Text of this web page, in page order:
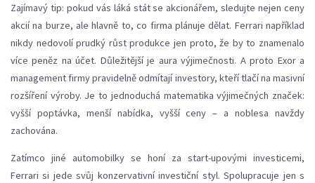
Zajímavý tip: pokud vás láká stát se akcionářem, sledujte nejen ceny
akcií na burze, ale hlavně to, co firma plánuje dělat. Ferrari například
nikdy nedovolí prudký růst produkce jen proto, že by to znamenalo
více peněz na účet. Důležitější je aura výjimečnosti. A proto Exor a
management firmy pravidelně odmítají investory, kteří tlačí na masivní
rozšíření výroby. Je to jednoduchá matematika výjimečných značek:
vyšší poptávka, menší nabídka, vyšší ceny – a noblesa navždy
zachována.
Zatímco jiné automobilky se honí za start-upovými investicemi,
Ferrari si jede svůj konzervativní investiční styl. Spolupracuje jen s